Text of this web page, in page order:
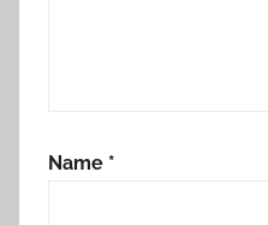
Name *